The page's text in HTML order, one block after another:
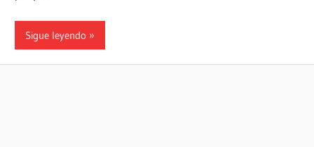
Sigue leyendo